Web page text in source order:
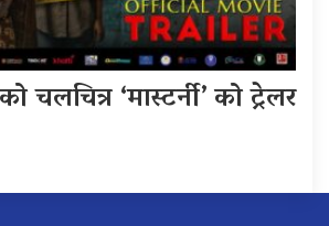
चलचित्र ‘मास्टर्नी’ को ट्रेलर